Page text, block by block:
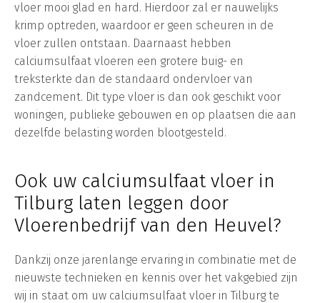
vloer mooi glad en hard. Hierdoor zal er nauwelijks
krimp optreden, waardoor er geen scheuren in de
vloer zullen ontstaan. Daarnaast hebben
calciumsulfaat vloeren een grotere buig- en
treksterkte dan de standaard ondervloer van
zandcement. Dit type vloer is dan ook geschikt voor
woningen, publieke gebouwen en op plaatsen die aan
dezelfde belasting worden blootgesteld.
Ook uw calciumsulfaat vloer in
Tilburg laten leggen door
Vloerenbedrijf van den Heuvel?
Dankzij onze jarenlange ervaring in combinatie met de
nieuwste technieken en kennis over het vakgebied zijn
wij in staat om uw calciumsulfaat vloer in Tilburg te